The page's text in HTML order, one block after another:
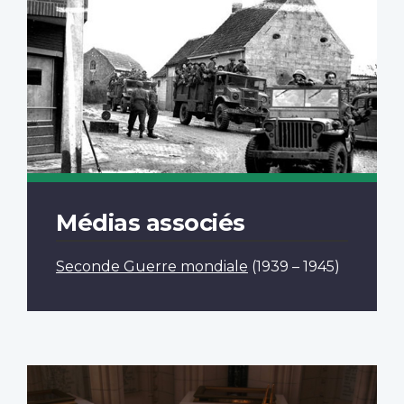
Médias associés
Seconde Guerre mondiale (1939 – 1945)